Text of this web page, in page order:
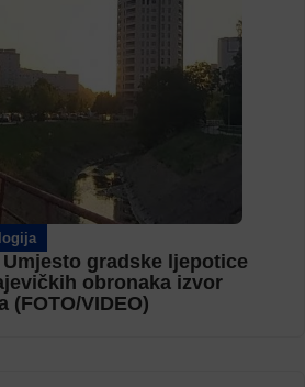
gradske ljepotice
obronaka izvor
(FOTO/VIDEO)